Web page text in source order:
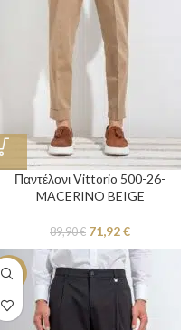
Παντέλονι Vittorio 500-26-
MACERINO BEIGE
89,90€ 71,92€
-20%